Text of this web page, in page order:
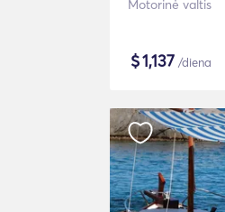
Motorinė valtis
$1,137 /diena